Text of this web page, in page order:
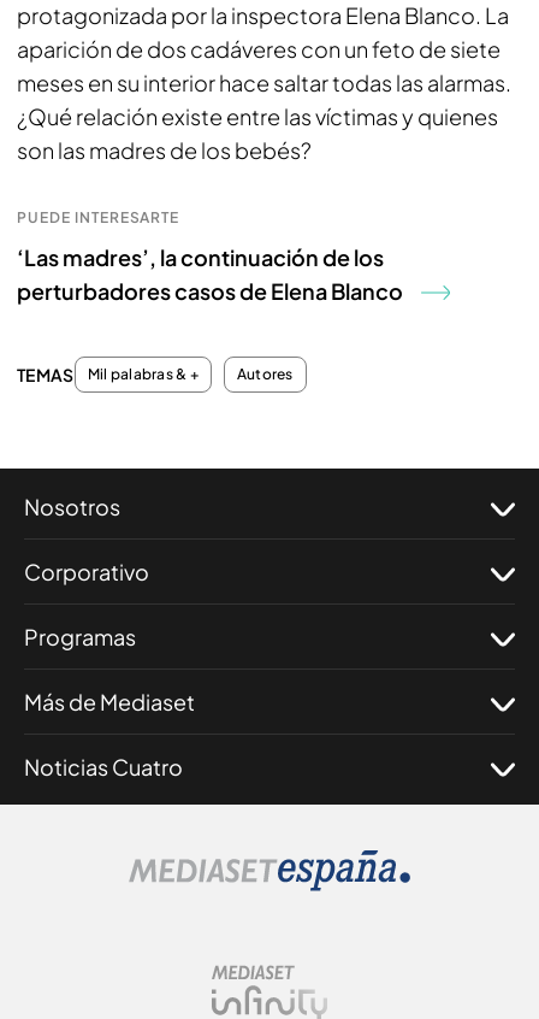
protagonizada por la inspectora Elena Blanco. La
aparición de dos cadáveres con un feto de siete
meses en su interior hace saltar todas las alarmas.
¿Qué relación existe entre las víctimas y quienes
son las madres de los bebés?
PUEDE INTERESARTE
‘Las madres’, la continuación de los
perturbadores casos de Elena Blanco
TEMAS Mil palabras & + Autores
Nosotros
Corporativo
Programas
Más de Mediaset
Noticias Cuatro